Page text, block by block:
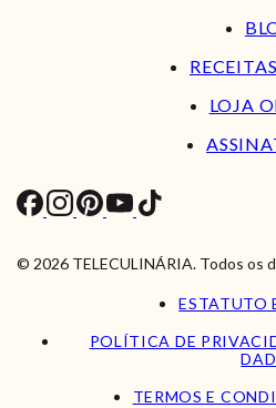
LOJA
© 2026 TELECULINÁRIA. Todos os
ESTATUTO
POLÍTICA DE
TERMOS E